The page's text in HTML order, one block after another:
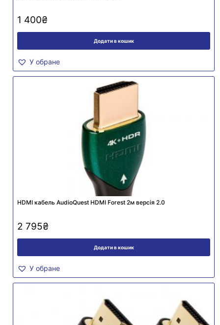
1 400₴
Додати в кошик
У обране
HDMI кабель AudioQuest HDMI Forest 2м версія 2.0
2 795₴
Додати в кошик
У обране